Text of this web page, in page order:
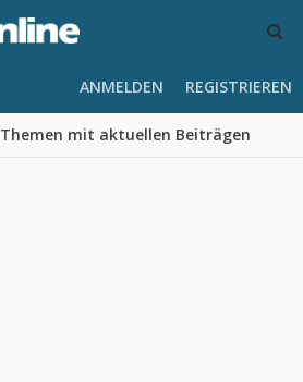
Themen mit aktuellen Beiträgen
ANMELDEN REGISTRIEREN